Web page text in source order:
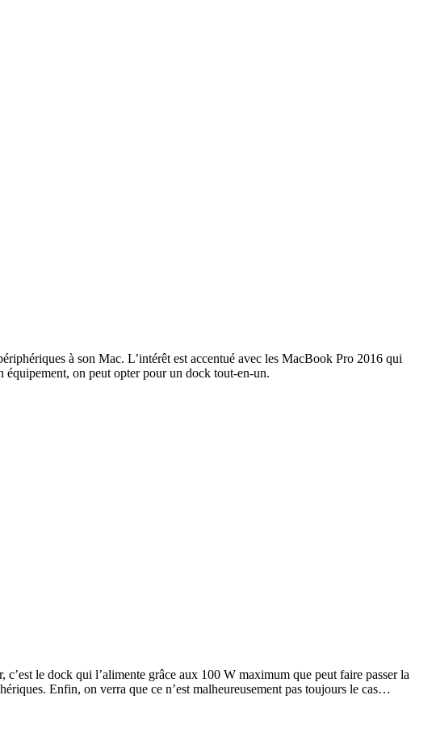
à son Mac. L’intérêt est accentué avec les MacBook Pro 2016 qui
on peut opter pour un dock tout-en-un.
le dock qui l’alimente grâce aux 100 W maximum que peut faire passer la
Enfin, on verra que ce n’est malheureusement pas toujours le cas…